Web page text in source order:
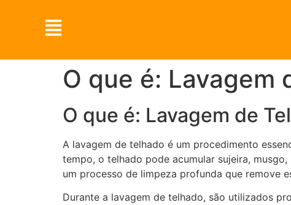
O que é: Lavagem
O que é: Lavagem de
A lavagem de telhado é um procedimento
tempo, o telhado pode acumular sujeira,
um processo de limpeza profunda que remove
Durante a lavagem de telhado, são utilizados